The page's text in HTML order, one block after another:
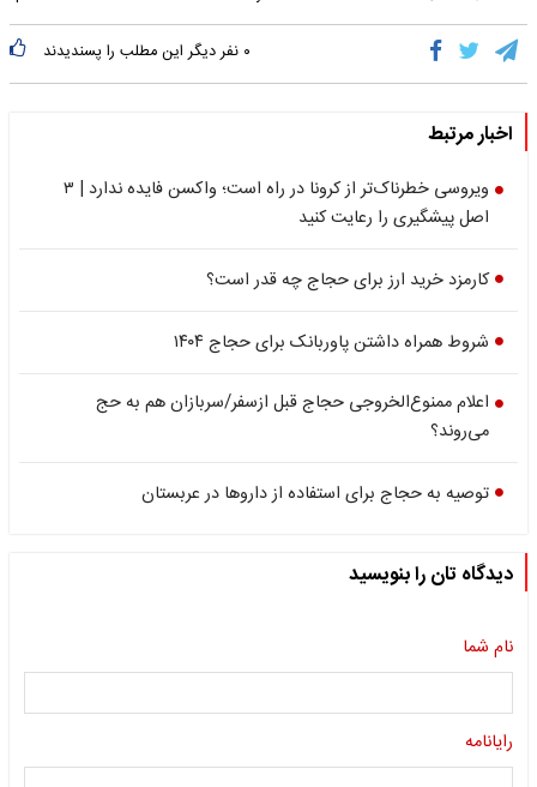
۰ نفر دیگر این مطلب را پسندیدند
اخبار مرتبط
ویروسی خطرناک‌تر از کرونا در راه است؛ واکسن فایده ندارد | ۳
اصل پیشگیری را رعایت کنید
کارمزد خرید ارز برای حجاج چه قدر است؟
شروط همراه داشتن پاوربانک برای حجاج ۱۴۰۴
اعلام ممنوع‌الخروجی حجاج قبل ازسفر/سربازان هم به حج
می‌روند؟
توصیه به حجاج براى استفاده از داروها در عربستان
دیدگاه تان را بنویسید
نام شما
رایانامه